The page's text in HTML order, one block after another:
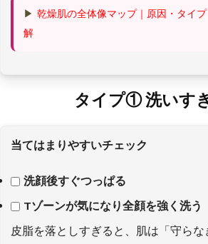
▶ 乾燥肌の全体像マップ｜原因・タイ
解
タイプ① 洗いす
当てはまりやすいチェック
洗顔後すぐつっぱる
Tゾーンが気になり全顔を強く洗う
皮脂を落としすぎると、肌は「守ら